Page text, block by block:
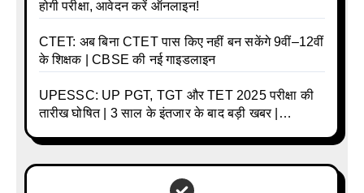
होगी परीक्षा, आवेदन करें ऑनलाइन!
CTET: अब बिना CTET पास किए नहीं बन सकेंगे 9वीं–12वीं
के शिक्षक | CBSE की नई गाइडलाइन
UPESSC: UP PGT, TGT और TET 2025 परीक्षा की
तारीख घोषित | 3 साल के इंतजार के बाद बड़ी खबर |